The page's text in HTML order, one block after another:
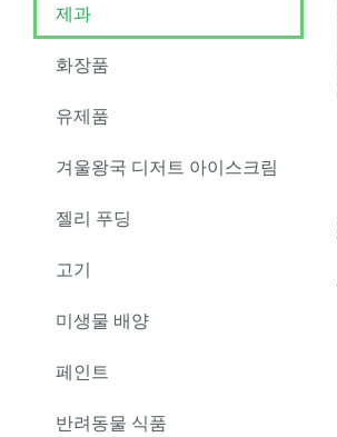
제과
화장품
유제품
겨울왕국 디저트 아이스크림
젤리 푸딩
고기
미생물 배양
페인트
반려동물 식품